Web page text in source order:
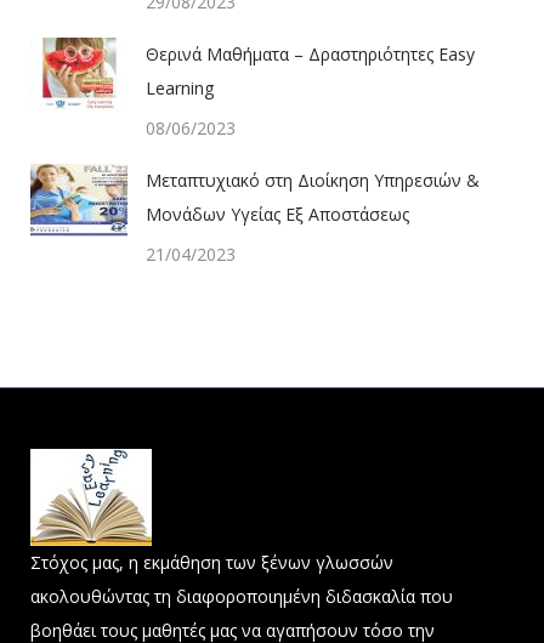
Θερινά Μαθήματα – Δραστηριότητες Easy
Learning
08/06/2023
Μεταπτυχιακό στη Διοίκηση Υπηρεσιών &
Μονάδων Υγείας Εξ Αποστάσεως
21/04/2023
Στόχος μας, η εκμάθηση των ξένων γλωσσών
ακολουθώντας τη διαφοροποιημένη διδασκαλία που
βοηθάει τους μαθητές μας να αγαπήσουν τόσο την